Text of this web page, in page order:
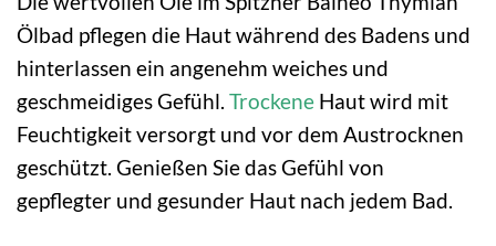
Ölbad pflegen die Haut während des Badens und
hinterlassen ein angenehm weiches und
geschmeidiges Gefühl. Trockene Haut wird mit
Feuchtigkeit versorgt und vor dem Austrocknen
geschützt. Genießen Sie das Gefühl von
gepflegter und gesunder Haut nach jedem Bad.